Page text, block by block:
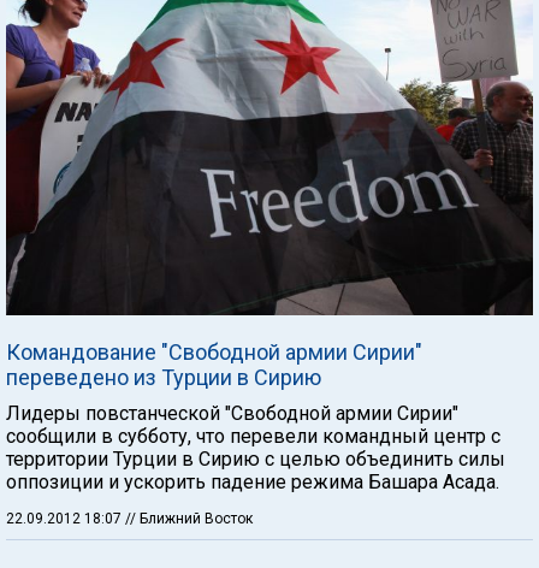
Командование "Свободной армии Сирии"
переведено из Турции в Сирию
Лидеры повстанческой "Свободной армии Сирии"
сообщили в субботу, что перевели командный центр с
территории Турции в Сирию с целью объединить силы
оппозиции и ускорить падение режима Башара Асада.
22.09.2012 18:07 // Ближний Восток